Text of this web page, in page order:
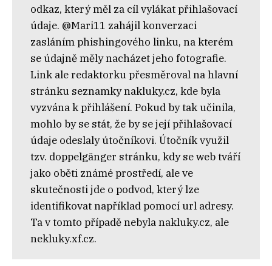
odkaz, který měl za cíl vylákat přihlašovací
údaje. @Mari11 zahájil konverzaci
zasláním phishingového linku, na kterém
se údajně měly nacházet jeho fotografie.
Link ale redaktorku přesměroval na hlavní
stránku seznamky nakluky.cz, kde byla
vyzvána k přihlášení. Pokud by tak učinila,
mohlo by se stát, že by se její přihlašovací
údaje odeslaly útočníkovi. Útočník využil
tzv. doppelgänger stránku, kdy se web tváří
jako oběti známé prostředí, ale ve
skutečnosti jde o podvod, který lze
identifikovat například pomocí url adresy.
Ta v tomto případě nebyla nakluky.cz, ale
nekluky.xf.cz.